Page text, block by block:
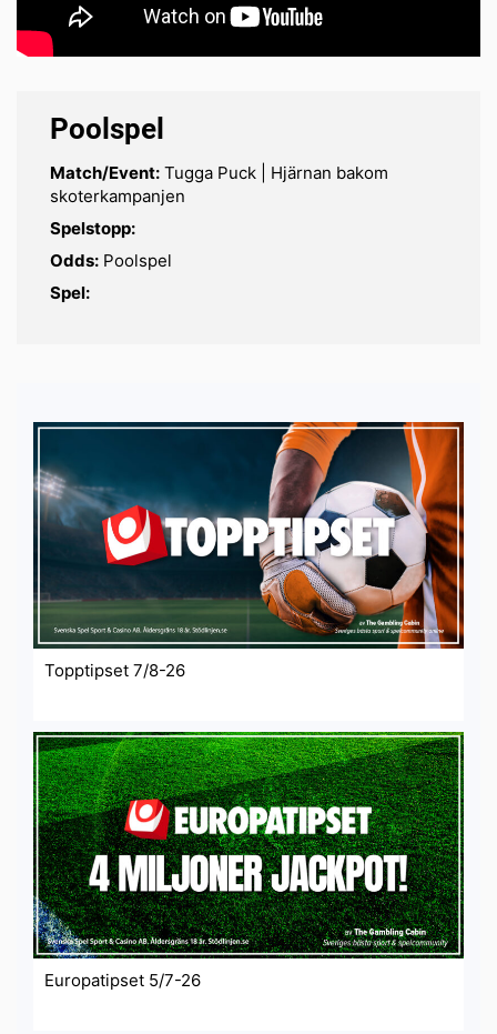
Poolspel
Match/Event: Tugga Puck | Hjärnan bakom
skoterkampanjen
Spelstopp:
Odds: Poolspel
Spel:
Topptipset 7/8-26
Europatipset 5/7-26